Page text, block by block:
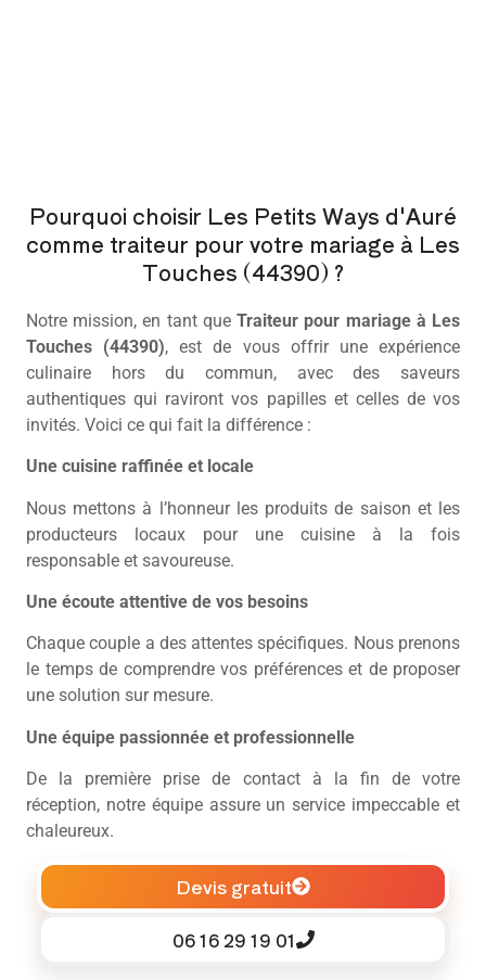
Pourquoi choisir Les Petits Ways d'Auré
comme traiteur pour votre mariage à Les
Touches (44390) ?
Notre mission, en tant queTraiteur pour mariage à Les
Touches (44390), est de vous offrir une expérience
culinaire hors du commun, avec des saveurs
authentiques qui raviront vos papilles et celles de vos
invités. Voici ce qui fait la différence :
Une cuisine raffinée et locale
Nous mettons à l’honneur les produits de saison et les
producteurs locaux pour une cuisine à la fois
responsable et savoureuse.
Une écoute attentive de vos besoins
Chaque couple a des attentes spécifiques. Nous prenons
le temps de comprendre vos préférences et de proposer
une solution sur mesure.
Une équipe passionnée et professionnelle
De la première prise de contact à la fin de votre
réception, notre équipe assure un service impeccable et
chaleureux.
Devis gratuit
06 16 29 19 01